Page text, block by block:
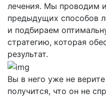
лечения. Мы проводим
предыдущих способов
и подбираем
стратегию, которая
результат.
Вы в него уже не верите
получится, что он не